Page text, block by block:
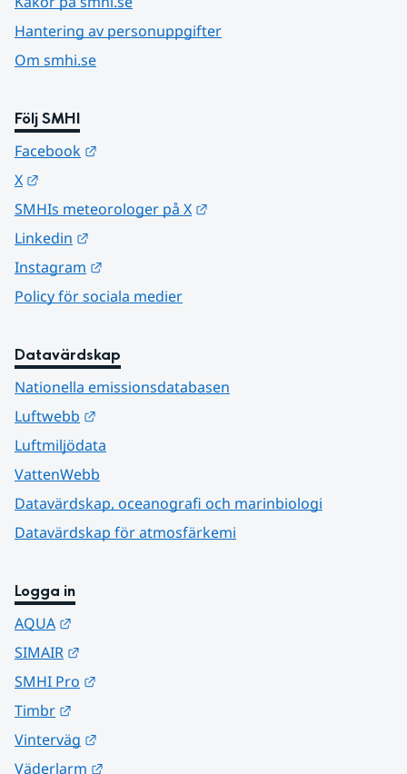
Hantering av personuppgifter
Om smhi.se
Följ SMHI
Facebook
X
SMHIs meteorologer på X
Linkedin
Instagram
Policy för sociala medier
Datavärdskap
Nationella emissionsdatabasen
Luftwebb
Luftmiljödata
VattenWebb
Datavärdskap, oceanografi och marinbiologi
Datavärdskap för atmosfärkemi
Logga in
AQUA
SIMAIR
SMHI Pro
Timbr
Vinterväg
Väderlarm